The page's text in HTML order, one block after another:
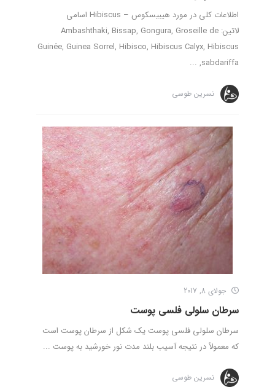
اطلاعات کلی در مورد هیبیسکوس – Hibiscus اسامی
لاتین: Ambashthaki, Bissap, Gongura, Groseille de
Guinée, Guinea Sorrel, Hibisco, Hibiscus Calyx, Hibiscus
sabdariffa, ...
نسرین طوسی
جولای 8, 2017
سرطان سلولی فلسی پوست
سرطان سلولی فلسی پوست یک شکل از سرطان پوست است
که معمولاً در نتیجه آسیب بلند مدت نور خورشید به پوست ...
نسرین طوسی